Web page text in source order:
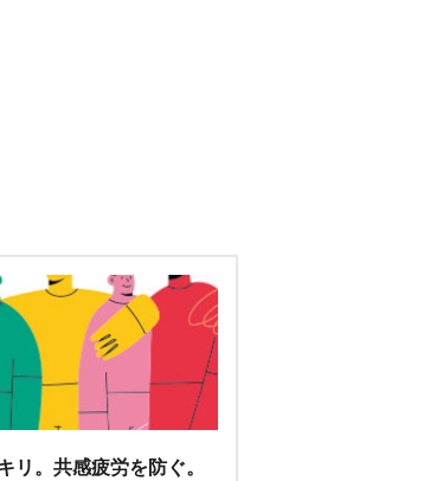
リ。共感疲労を防ぐ。